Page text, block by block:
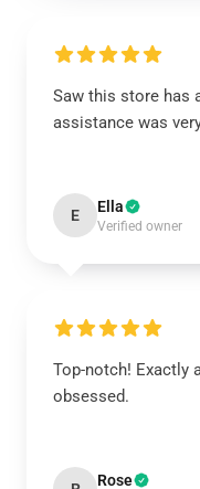
Saw this store has
assistance was
E Ella
Verified owner
Top-notch! Exactly
obsessed.
Rose